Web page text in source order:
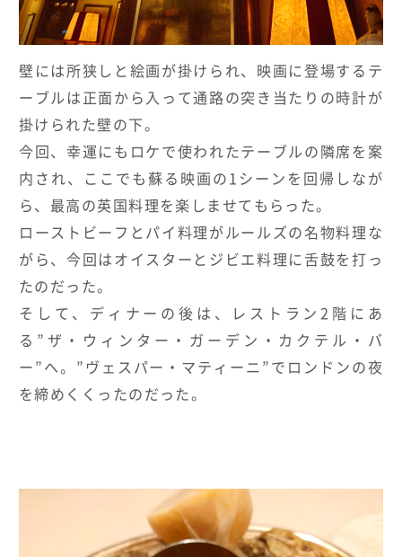
壁には所狭しと絵画が掛けられ、映画に登場するテ
ーブルは正面から入って通路の突き当たりの時計が
掛けられた壁の下。
今回、幸運にもロケで使われたテーブルの隣席を案
内され、ここでも蘇る映画の 1 シーンを回帰しなが
ら、最高の英国料理を楽しませてもらった。
ローストビーフとパイ料理がルールズの名物料理な
がら、今回はオイスターとジビエ料理に舌鼓を打っ
たのだった。
そして、ディナーの後は、レストラン 2 階にあ
る ” ザ・ウィンター・ガーデン・カクテル・バ
ー ” へ。 ” ヴェスパー・マティーニ ” でロンドンの夜
を締めくくったのだった。